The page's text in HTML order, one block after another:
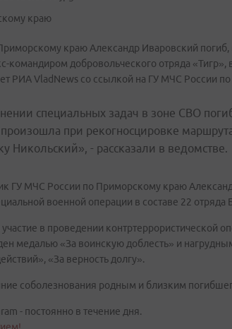
краю
краю Александр Иваровский погиб,
командиром добровольческого отряда
РИА VladNews со ссылкой на ГУ МЧС России
специальных задач в зоне СВО
при рекогносцировке
Никольский», - рассказали в ведомстве.
ГУ МЧС России по Приморскому краю
военной операции в составе 22
в проведении контртеррористической
медалью «За воинскую доблесть» и
«За верность долгу».
соболезнования родным и близким
- постоянно в течение дня.